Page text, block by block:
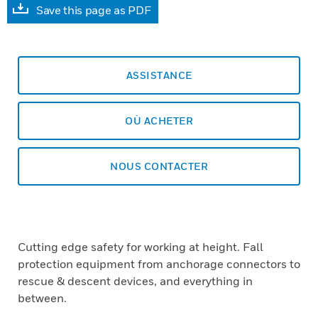
Save this page as PDF
ASSISTANCE
OÙ ACHETER
NOUS CONTACTER
Cutting edge safety for working at height. Fall
protection equipment from anchorage connectors to
rescue & descent devices, and everything in
between.